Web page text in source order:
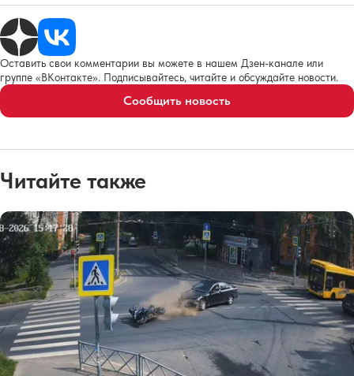
Оставить свои комментарии вы можете в нашем Дзен-канале или
группе «ВКонтакте». Подписывайтесь, читайте и обсуждайте новости.
Сообщить новость
Читайте также